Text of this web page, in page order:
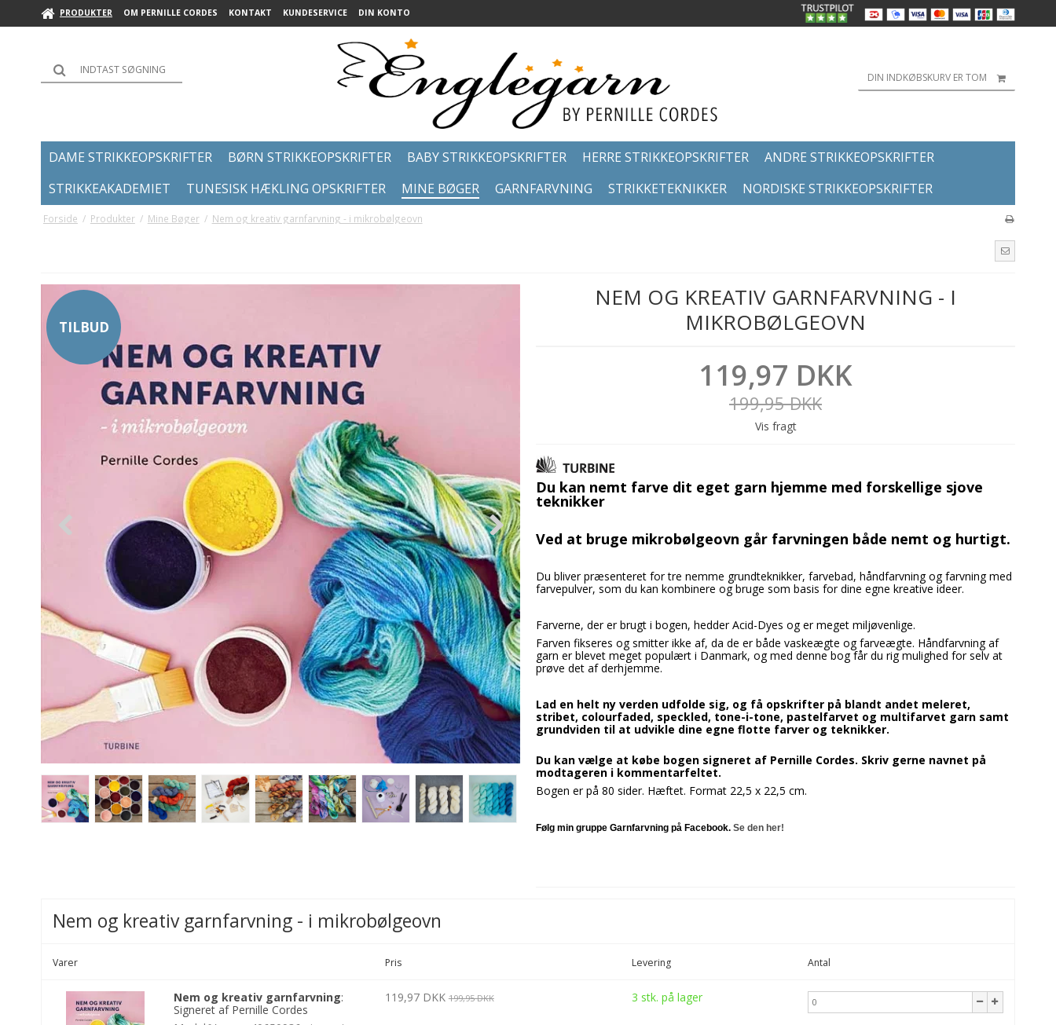
PRODUKTER OM PERNILLE CORDES KONTAKT KUNDESERVICE DIN KONTO
DIN INDKØBSKURV ER TOM
DAME STRIKKEOPSKRIFTER BØRN STRIKKEOPSKRIFTER BABY STRIKKEOPSKRIFTER HERRE STRIKKEOPSKRIFTER
ANDRE STRIKKEOPSKRIFTER
STRIKKEAKADEMIET
TUNESISK HÆKLING OPSKRIFTER MINE BØGER GARNFARVNING STRIKKETEKNIKKER NORDISKE STRIKKEOPSKRIFTER
Forside / Produkter / Mine Bøger / Nem og kreativ garnfarvning - i mikrobølgeovn
TILBUD
NEM OG KREATIV GARNFARVNING - I
MIKROBØLGEOVN
119,97 DKK
199,95 DKK
Vis fragt
Du kan nemt farve dit eget garn hjemme med forskellige sjove
teknikker
Ved at bruge mikrobølgeovn går farvningen både nemt og hurtigt.
Du bliver præsenteret for tre nemme grundteknikker, farvebad, håndfarvning og farvning med
farvepulver, som du kan kombinere og bruge som basis for dine egne kreative ideer.
Farverne, der er brugt i bogen, hedder Acid-Dyes og er meget miljøvenlige.
Farven fikseres og smitter ikke af, da de er både vaskeægte og farveægte. Håndfarvning af
garn er blevet meget populært i Danmark, og med denne bog får du rig mulighed for selv at
prøve det af derhjemme.
Lad en helt ny verden udfolde sig, og få opskrifter på blandt andet meleret,
stribet, colourfaded, speckled, tone-i-tone, pastelfarvet og multifarvet garn samt
grundviden til at udvikle dine egne flotte farver og teknikker.
Du kan vælge at købe bogen signeret af Pernille Cordes. Skriv gerne navnet på
modtageren i kommentarfeltet.
Bogen er på 80 sider. Hæftet. Format 22,5 x 22,5 cm.
Følg min gruppe Garnfarvning på Facebook. Se den her!
Nem og kreativ garnfarvning - i mikrobølgeovn
Varer Pris Levering Antal
Nem og kreativ garnfarvning:
Signeret af Pernille Cordes
119,97 DKK 199,95 DKK 3 stk. på lager